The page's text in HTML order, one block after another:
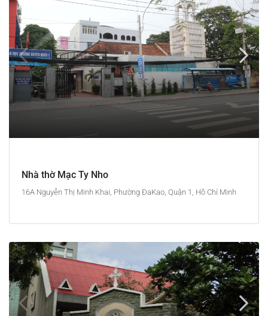
Nhà thờ Mạc Ty Nho
16A Nguyễn Thị Minh Khai, Phường ĐaKao, Quận 1, Hồ Chí Minh